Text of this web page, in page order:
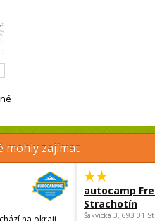
mohly zajímat
autocamp
Strachotín
Šakvická 3, 693 01